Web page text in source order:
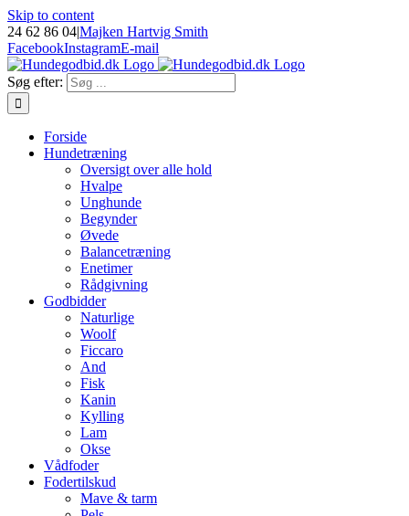
Skip to content
24 62 86 04|Majken Hartvig Smith
FacebookInstagramE-mail
Søg efter:
Forside
Hundetræning
Oversigt over alle hold
Hvalpe
Unghunde
Begynder
Øvede
Balancetræning
Enetimer
Rådgivning
Godbidder
Naturlige
Woolf
Ficcaro
And
Fisk
Kanin
Kylling
Lam
Okse
Vådfoder
Fodertilskud
Mave & tarm